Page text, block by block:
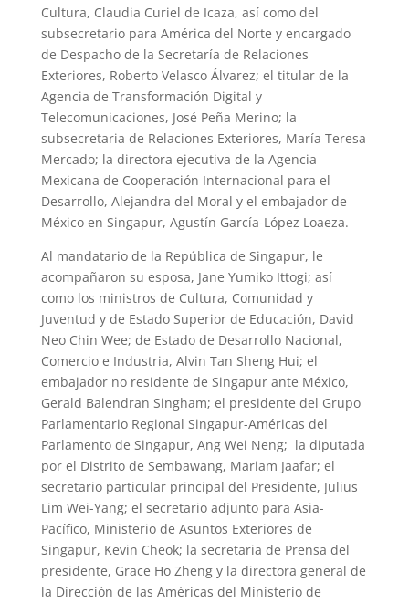
Cultura, Claudia Curiel de Icaza, así como del
subsecretario para América del Norte y encargado
de Despacho de la Secretaría de Relaciones
Exteriores, Roberto Velasco Álvarez; el titular de la
Agencia de Transformación Digital y
Telecomunicaciones, José Peña Merino; la
subsecretaria de Relaciones Exteriores, María Teresa
Mercado; la directora ejecutiva de la Agencia
Mexicana de Cooperación Internacional para el
Desarrollo, Alejandra del Moral y el embajador de
México en Singapur, Agustín García-López Loaeza.
Al mandatario de la República de Singapur, le
acompañaron su esposa, Jane Yumiko Ittogi; así
como los ministros de Cultura, Comunidad y
Juventud y de Estado Superior de Educación, David
Neo Chin Wee; de Estado de Desarrollo Nacional,
Comercio e Industria, Alvin Tan Sheng Hui; el
embajador no residente de Singapur ante México,
Gerald Balendran Singham; el presidente del Grupo
Parlamentario Regional Singapur-Américas del
Parlamento de Singapur, Ang Wei Neng; la diputada
por el Distrito de Sembawang, Mariam Jaafar; el
secretario particular principal del Presidente, Julius
Lim Wei-Yang; el secretario adjunto para Asia-
Pacífico, Ministerio de Asuntos Exteriores de
Singapur, Kevin Cheok; la secretaria de Prensa del
presidente, Grace Ho Zheng y la directora general de
la Dirección de las Américas del Ministerio de